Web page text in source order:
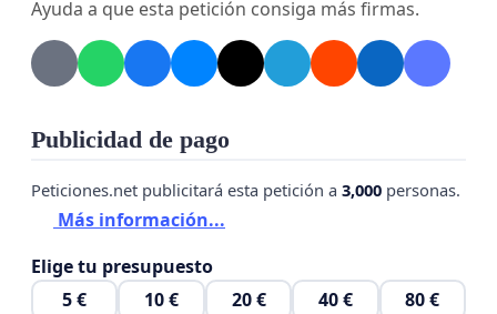
logotipo nos ha identificado, generación tras
generaciones de profesionales que hoy en día la
representamos y que sin motivo justificado alguno,
sus intereses, peor aún con un logotipo que no
universitario y con mucha semejanza a otros logos
ya existentes.
Ayuda a que esta petición consiga más firmas.
Publicidad de pago
Peticiones.net publicitará esta petición a 3,000 personas.
Más información...
Elige tu presupuesto
5 €
10 € 20 € 40 € 80 €